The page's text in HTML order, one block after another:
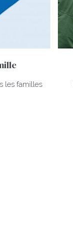
les familles